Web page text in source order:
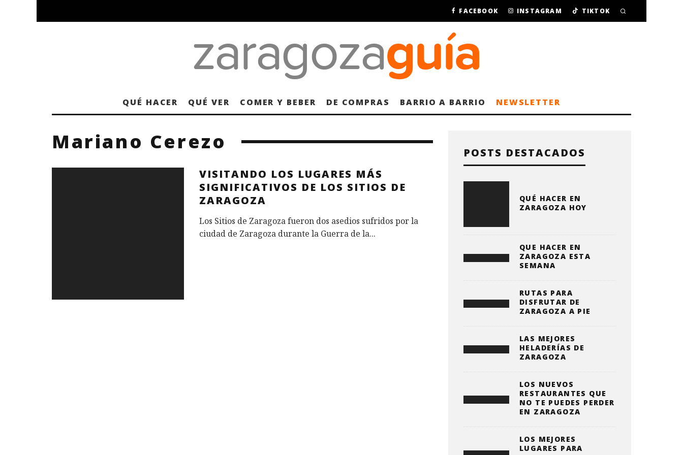
FACEBOOK INSTAGRAM TIKTOK
QUÉ HACER QUÉ VER COMER Y BEBER DE COMPRAS BARRIO A BARRIO NEWSLETTER
Mariano Cerezo
VISITANDO LOS LUGARES MÁS
SIGNIFICATIVOS DE LOS SITIOS DE
ZARAGOZA
Los Sitios de Zaragoza fueron dos asedios sufridos por la
ciudad de Zaragoza durante la Guerra de la...
POSTS DESTACADOS
QUÉ HACER EN
ZARAGOZA HOY
QUE HACER EN
ZARAGOZA ESTA
SEMANA
RUTAS PARA
DISFRUTAR DE
ZARAGOZA A PIE
LAS MEJORES
HELADERÍAS DE
ZARAGOZA
LOS NUEVOS
RESTAURANTES QUE
NO TE PUEDES PERDER
EN ZARAGOZA
LOS MEJORES
LUGARES PARA